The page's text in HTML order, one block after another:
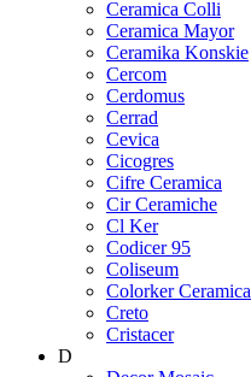
Ceramica Colli
Ceramica Mayor
Ceramika Konskie
Cercom
Cerdomus
Cerrad
Cevica
Cicogres
Cifre Ceramica
Cir Ceramiche
Cl Ker
Codicer 95
Coliseum
Colorker Ceramica
Creto
Cristacer
D